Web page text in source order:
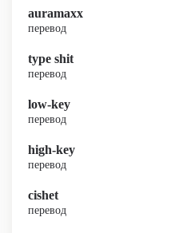
auramaxx
перевод
type shit
перевод
low-key
перевод
high-key
перевод
cishet
перевод